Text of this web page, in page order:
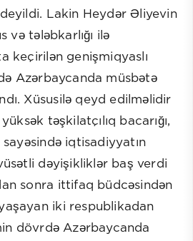
Lakin Heydər Əliyevin
və tələbkarlığı ilə
keçirilən genişmiqyaslı
Azərbaycanda müsbətə
Xüsusilə qeyd edilməlidir
təşkilatçılıq bacarığı,
iqtisadiyyatın
dəyişikliklər baş verdi
sonra ittifaq büdcəsindən
iki respublikadan
dövrdə Azərbaycanda